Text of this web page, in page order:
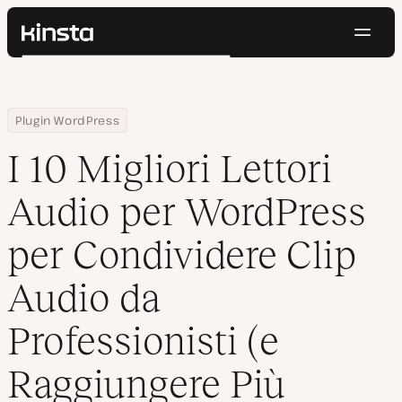
Kinsta®
Prezzi
Contatti
Cerca
Home
Centro Risorse
Blog
Plugin WordPress
I 10 Migliori Lettori Audio per WordPress per Condividere Clip
I 10 Migliori Lettori
Audio per WordPress
per Condividere Clip
Audio da
Professionisti (e
Raggiungere Più